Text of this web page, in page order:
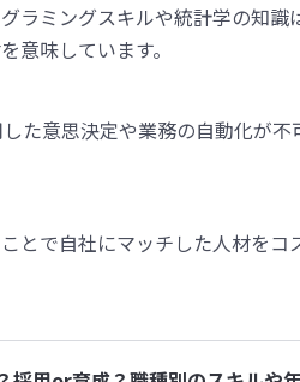
ラミングスキルや統計学の知
意味しています。
た意思決定や業務の自動化が
とで自社にマッチした人材を